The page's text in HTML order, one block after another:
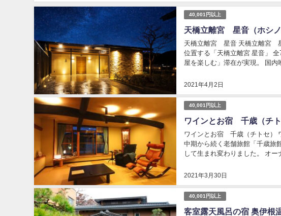
40,001円以上
天橋立離宮 星音（ホシノ
2021年4月2日
天橋立離宮 星音 天橋立離宮 星
位置する「天橋立離宮 星音」
屋を楽しむ」滞在が実現。 国内
40,001円以上
ワインとお宿 千歳（チト
2021年3月30日
ワインとお宿 千歳（チトセ）
中期から続く老舗旅館「千歳旅
して生まれ変わりました。 オー
40,001円以上
客室露天風呂の宿 奥伊根